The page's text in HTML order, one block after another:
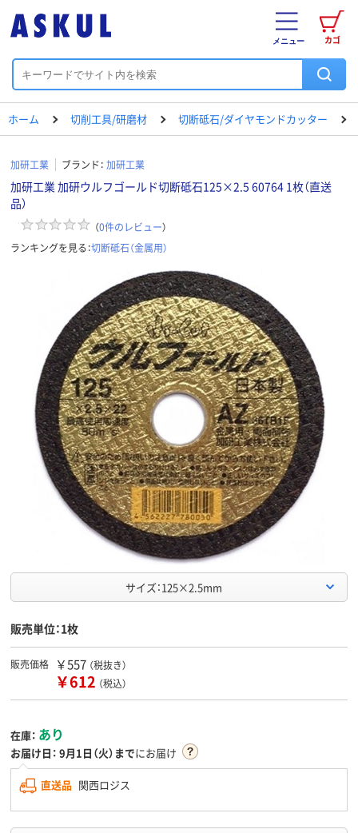
カゴ
メニュー
ホーム 切削工具/研磨材 切断砥石/ダイヤモンドカッター
加研工業 ブランド： 加研工業
加研工業 加研ウルフゴールド切断砥石125×2.5 60764 1枚（直送
品）
（0件のレビュー）
ランキングを見る：切断砥石（金属用）
サイズ：125×2.5mm
販売単位：1枚
販売価格 ￥557 （税抜き）
￥612 （税込）
在庫： あり
お届け日： 9月1日（火）までにお届け
直送品 関西ロジス